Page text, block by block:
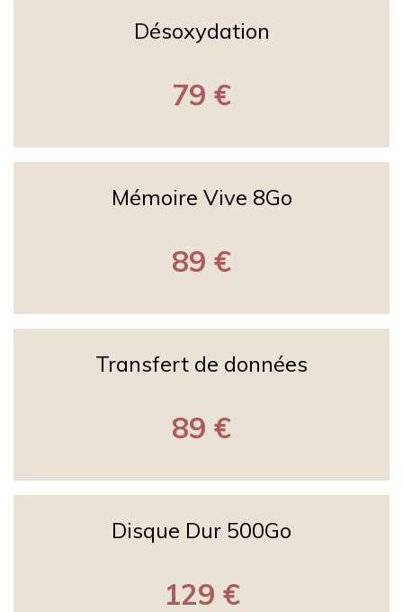
Désoxydation
79 €
Mémoire Vive 8Go
89 €
Transfert de données
89 €
Disque Dur 500Go
129 €